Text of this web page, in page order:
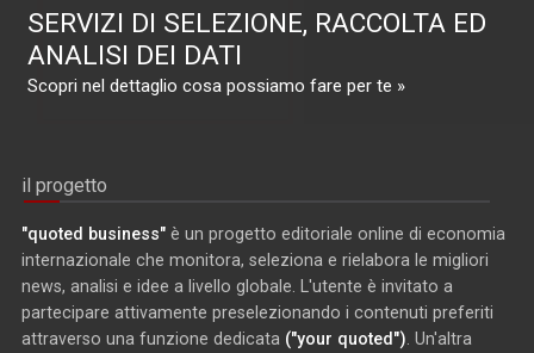
SERVIZI DI SELEZIONE, RACCOLTA ED
ANALISI DEI DATI
Scopri nel dettaglio cosa possiamo fare per te »
il progetto
"quoted business" è un progetto editoriale online di economia
internazionale che monitora, seleziona e rielabora le migliori
news, analisi e idee a livello globale. L'utente è invitato a
partecipare attivamente preselezionando i contenuti preferiti
attraverso una funzione dedicata ("your quoted") . Un'altra